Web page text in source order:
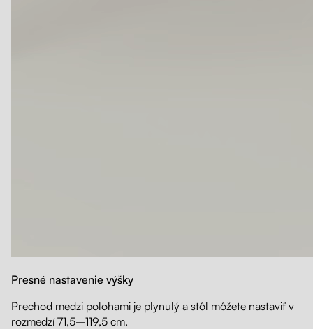
Presné nastavenie výšky
Prechod medzi polohami je plynulý a stôl môžete nastaviť v
rozmedzí 71,5–119,5 cm.